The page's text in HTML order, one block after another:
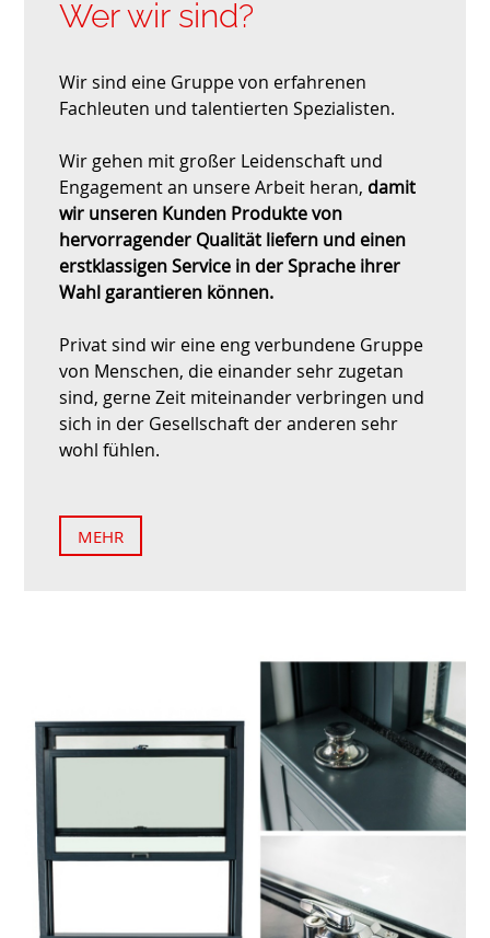
Wer wir sind?
Wir sind eine Gruppe von erfahrenen
Fachleuten und talentierten Spezialisten.
Wir gehen mit großer Leidenschaft und
Engagement an unsere Arbeit heran, damit
wir unseren Kunden Produkte von
hervorragender Qualität liefern und einen
erstklassigen Service in der Sprache ihrer
Wahl garantieren können.
Privat sind wir eine eng verbundene Gruppe
von Menschen, die einander sehr zugetan
sind, gerne Zeit miteinander verbringen und
sich in der Gesellschaft der anderen sehr
wohl fühlen.
MEHR